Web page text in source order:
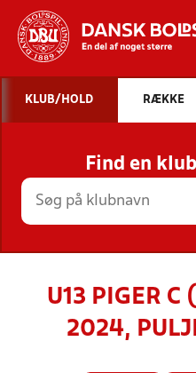
STILLINGER,
KLUB/HOLD RÆKKE
Find en
U13 PIGER C
2024,